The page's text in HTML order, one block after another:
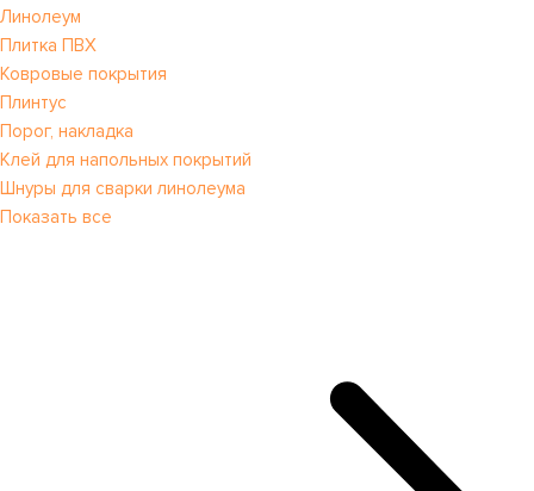
Линолеум
Плитка ПВХ
Ковровые покрытия
Плинтус
Порог, накладка
Клей для напольных покрытий
Шнуры для сварки линолеума
Показать все